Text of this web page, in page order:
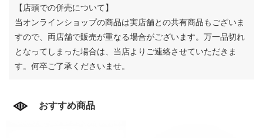
【店頭での併売について】
当オンラインショップの商品は実店舗との共有商品もございま
すので、両店舗で販売が重なる場合がございます。 万一品切れ
となってしまった場合は、当店よりご連絡させていただきま
す。何卒ご了承くださいませ。
おすすめ商品